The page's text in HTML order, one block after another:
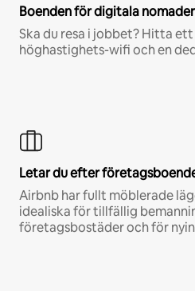
Boenden för digitala
Ska du resa i jobbet? Hitta
höghastighets-wifi och en
Letar du efter
Airbnb har fullt möblerade
idealiska för tillfällig
företagsbostäder och för